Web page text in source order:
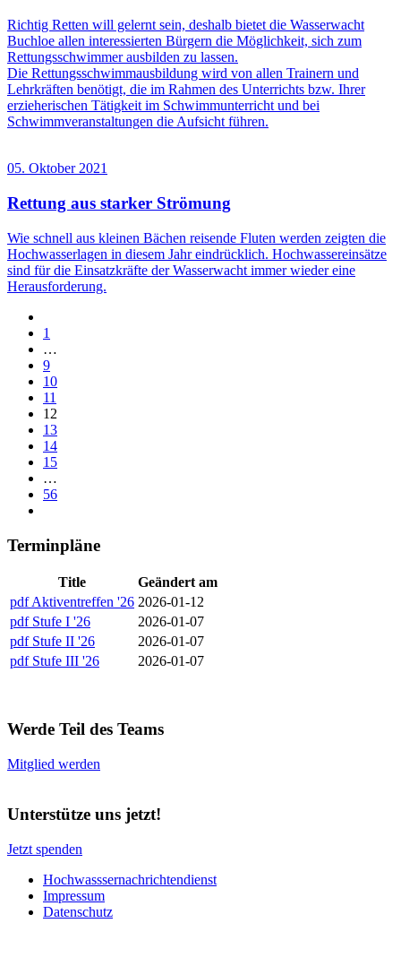
Richtig Retten will gelernt sein, deshalb bietet die Wasserwacht
Buchloe allen interessierten Bürgern die Möglichkeit, sich zum
Rettungsschwimmer ausbilden zu lassen.
Die Rettungsschwimmausbildung wird von allen Trainern und
Lehrkräften benötigt, die im Rahmen des Unterrichts bzw. Ihrer
erzieherischen Tätigkeit im Schwimmunterricht und bei
Schwimmveranstaltungen die Aufsicht führen.
05. Oktober 2021
Rettung aus starker Strömung
Wie schnell aus kleinen Bächen reisende Fluten werden zeigten die
Hochwasserlagen in diesem Jahr eindrücklich. Hochwassereinsätze
sind für die Einsatzkräfte der Wasserwacht immer wieder eine
Herausforderung.
1
…
9
10
11
12
13
14
15
…
56
Terminpläne
Title
Geändert am
pdf Aktiventreffen '26 2026-01-12
pdf Stufe I '26
2026-01-07
pdf Stufe II '26
2026-01-07
pdf Stufe III '26 2026-01-07
Werde Teil des Teams
Mitglied werden
Unterstütze uns jetzt!
Jetzt spenden
Hochwasssernachrichtendienst
Impressum
Datenschutz